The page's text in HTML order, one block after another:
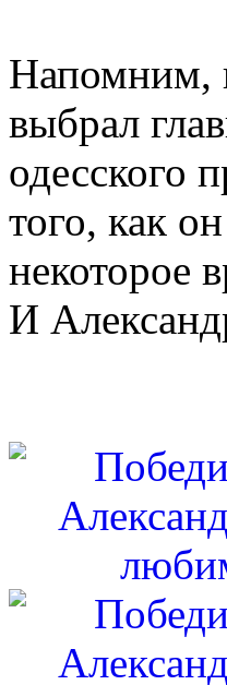
Напомним,
выбрал
одесского
того, как
некоторое
И